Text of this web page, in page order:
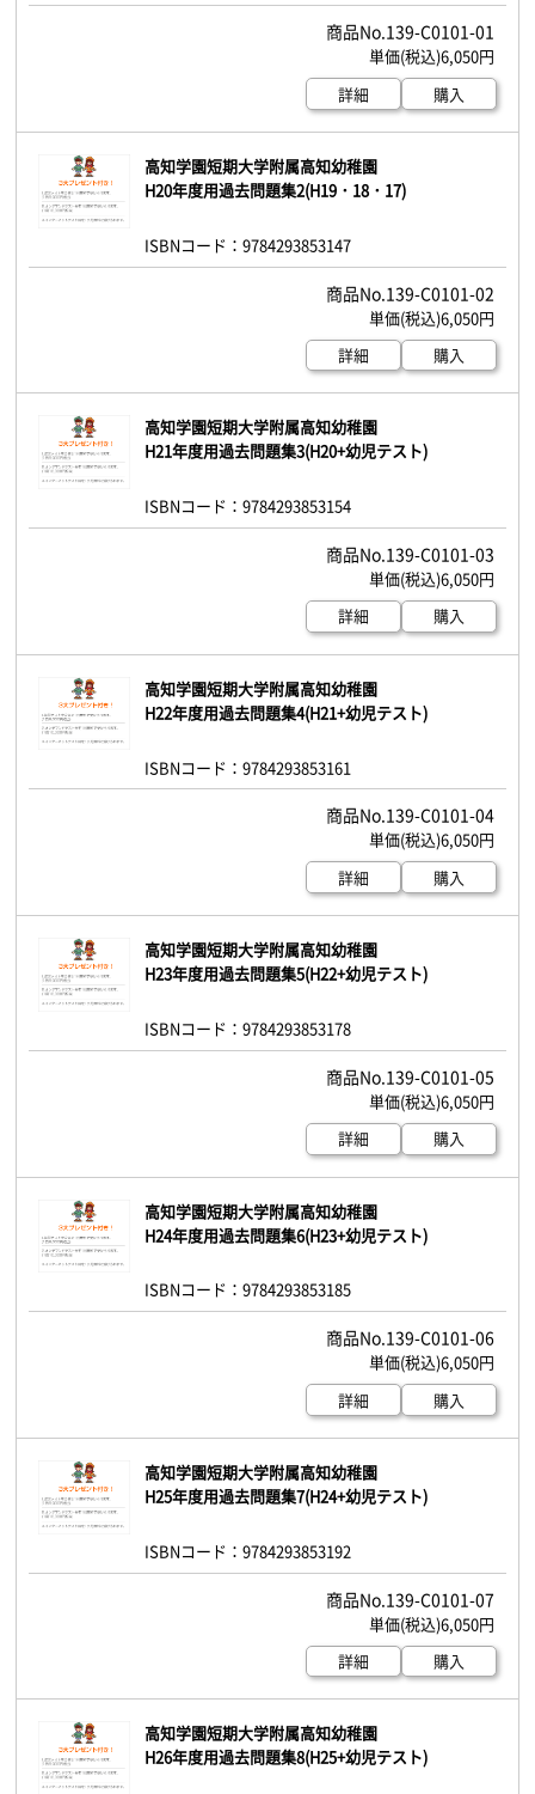
139-C0101-01
6,050円
詳細
購入
高知学園短期大学附属高知幼稚園
H20年度用過去問題集2(H19・18・17)
ISBNコード：9784293853147
139-C0101-02
6,050円
詳細
購入
高知学園短期大学附属高知幼稚園
H21年度用過去問題集3(H20+幼児テスト)
ISBNコード：9784293853154
139-C0101-03
6,050円
詳細
購入
高知学園短期大学附属高知幼稚園
H22年度用過去問題集4(H21+幼児テスト)
ISBNコード：9784293853161
139-C0101-04
6,050円
詳細
購入
高知学園短期大学附属高知幼稚園
H23年度用過去問題集5(H22+幼児テスト)
ISBNコード：9784293853178
139-C0101-05
6,050円
詳細
購入
高知学園短期大学附属高知幼稚園
H24年度用過去問題集6(H23+幼児テスト)
ISBNコード：9784293853185
139-C0101-06
6,050円
詳細
購入
高知学園短期大学附属高知幼稚園
H25年度用過去問題集7(H24+幼児テスト)
ISBNコード：9784293853192
139-C0101-07
6,050円
詳細
購入
高知学園短期大学附属高知幼稚園
H26年度用過去問題集8(H25+幼児テスト)